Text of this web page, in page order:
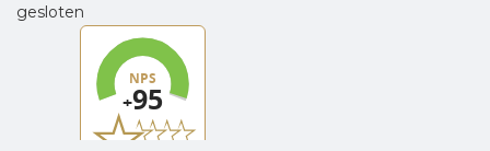
gesloten